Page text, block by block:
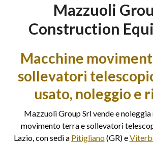
cellulare
Mazzuoli
Construction
Macchine
sollevatori
usato, noleggio e
Mazzuoli Group Srl vende e
movimento terra e sollevatori
Lazio, con sedi a Pitigliano(GR) e